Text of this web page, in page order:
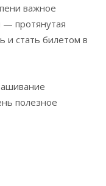
важное
— протянутая
и стать билетом в
полезное